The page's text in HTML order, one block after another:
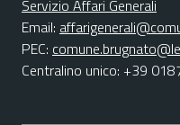
Servizio Affari Generali
Email:
PEC:
Centralino unico: +39